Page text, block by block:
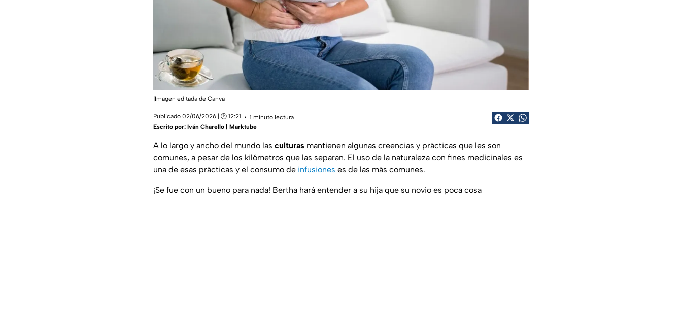
|Imagen editada de Canva
Publicado 02/06/2026 | 🕑 12:21
1 minuto lectura
Escrito por: Iván Charello | Marktube
A lo largo y ancho del mundo las culturas mantienen algunas creencias y prácticas que les son
comunes, a pesar de los kilómetros que las separan. El uso de la naturaleza con fines medicinales es
una de esas prácticas y el consumo de infusiones es de las más comunes.
¡Se fue con un bueno para nada! Bertha hará entender a su hija que su novio es poca cosa